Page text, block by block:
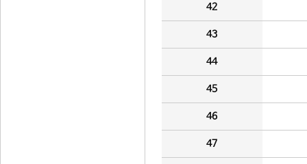
42
43
44
45
46
47